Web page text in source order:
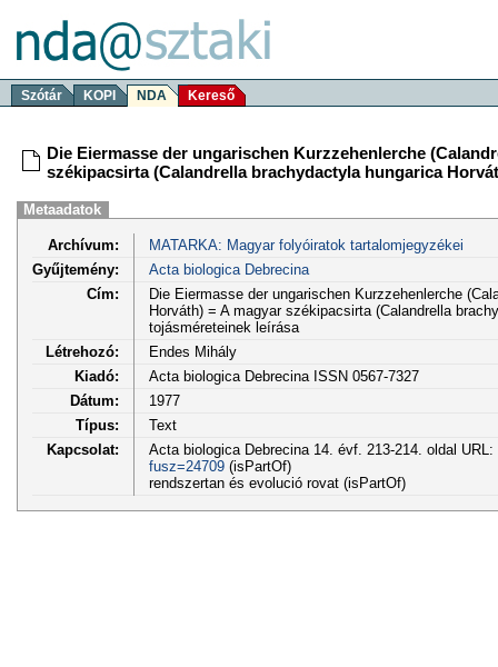
Szótár KOPI NDA Kereső
Die Eiermasse der ungarischen Kurzzehenlerche
székipacsirta (Calandrella brachydactyla hungarica
Metaadatok
Archívum:
MATARKA: Magyar folyóiratok tartalomjegyzékei
Gyűjtemény:
Acta biologica Debrecina
Cím:
Die Eiermasse der ungarischen Kurzzehenlerche
Horváth) = A magyar székipacsirta (Calandrella
tojásméreteinek leírása
Létrehozó:
Endes Mihály
Kiadó:
Acta biologica Debrecina ISSN 0567-7327
Dátum:
1977
Típus:
Text
Kapcsolat:
Acta biologica Debrecina 14. évf. 213-214. oldal URL:
fusz=24709(isPartOf)
rendszertan és evolució rovat (isPartOf)